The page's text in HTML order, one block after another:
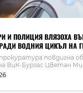
И ПОЛИЦИЯ ВЛЯЗОХА
ВОДНИЯ ЦИКЪЛ НА
повдигна
ВиК-Бургас Цветан